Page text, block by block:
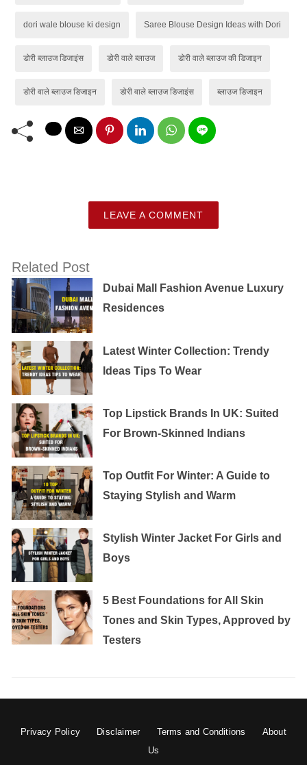
dori wale blouse ki design Saree Blouse Design Ideas with Dori
डोरी ब्लाउज डिजाइंस डोरी वाले ब्लाउज डोरी वाले ब्लाउज की डिजाइन
डोरी वाले ब्लाउज डिजाइन डोरी वाले ब्लाउज डिजाइंस ब्लाउज डिजाइन
LEAVE A COMMENT
Related Post
Dubai Mall Fashion Avenue Luxury
Residences
Latest Winter Collection: Trendy
Ideas Tips To Wear
Top Lipstick Brands In UK: Suited
For Brown-Skinned Indians
Top Outfit For Winter: A Guide to
Staying Stylish and Warm
Stylish Winter Jacket For Girls and
Boys
5 Best Foundations for All Skin
Tones and Skin Types, Approved by
Testers
Privacy Policy Disclaimer Terms and Conditions
About
Us